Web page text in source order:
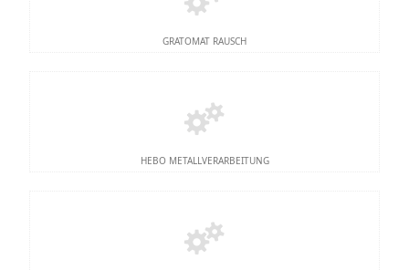
GRATOMAT RAUSCH
HEBO METALLVERARBEITUNG